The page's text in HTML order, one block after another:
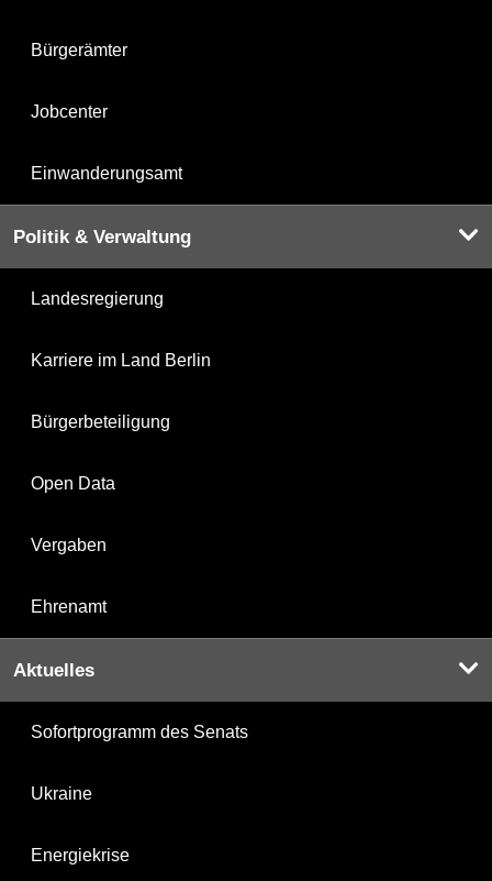
Bürgerämter
Jobcenter
Einwanderungsamt
Politik & Verwaltung
Landesregierung
Karriere im Land Berlin
Bürgerbeteiligung
Open Data
Vergaben
Ehrenamt
Aktuelles
Sofortprogramm des Senats
Ukraine
Energiekrise